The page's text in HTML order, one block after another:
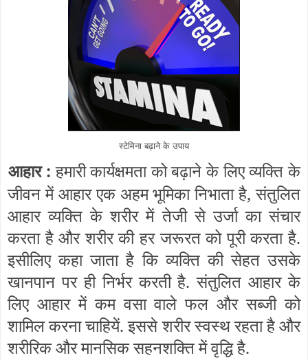
स्टेमिना बढ़ाने के उपाय
आहार:हमारी कार्यक्षमता को बढ़ाने के लिए व्यक्ति के
जीवन में आहार एक अहम भूमिका निभाता है, संतुलित
आहार व्यक्ति के शरीर में तेजी से उर्जा का संचार
करता है और शरीर की हर जरूरत को पूरी करता है.
इसीलिए कहा जाता है कि व्यक्ति की सेहत उसके
खानपान पर ही निर्भर करती है. संतुलित आहार के
लिए आहार में कम वसा वाले फल और सब्जी को
शामिल करना चाहियें. इससे शरीर स्वस्थ रहता है और
शरीरिक और मानसिक सहनशक्ति में वृद्धि है.